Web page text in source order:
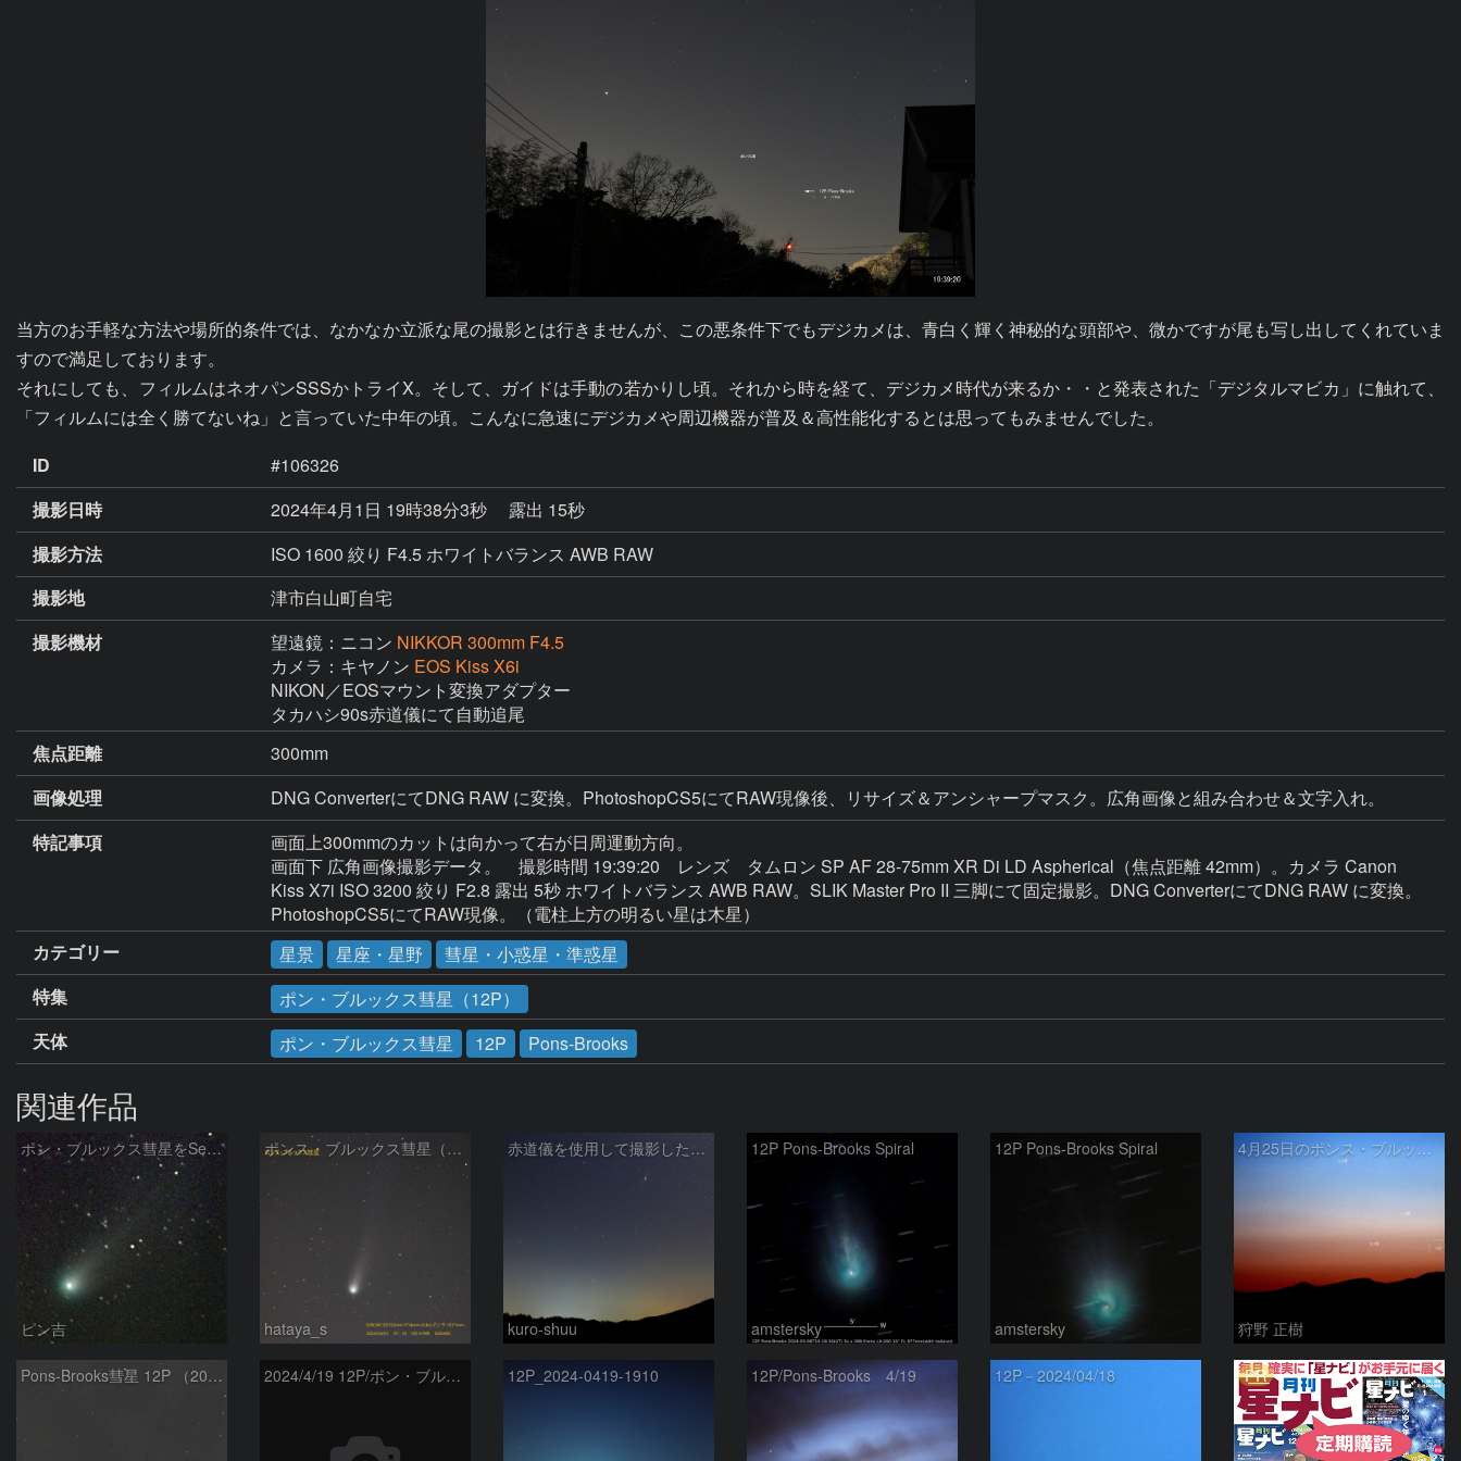
当方のお手軽な方法や場所的条件では、なかなか立派な尾の撮影とは行きませんが、この悪条件下でもデジカメは、青白く輝く神秘的な頭部や、微かですが尾も写し出してくれていま
すので満足しております。
それにしても、フィルムはネオパンSSSかトライX。そして、ガイドは手動の若かりし頃。それから時を経て、デジカメ時代が来るか・・と発表された「デジタルマビカ」に触れて、
「フィルムには全く勝てないね」と言っていた中年の頃。こんなに急速にデジカメや周辺機器が普及＆高性能化するとは思ってもみませんでした。
ID
#106326
撮影日時
2024年4月1日 19時38分3秒
露出 15秒
撮影方法
ISO 1600 絞り F4.5 ホワイトバランス AWB RAW
撮影地
津市白山町自宅
撮影機材
望遠鏡：ニコン NIKKOR 300mm F4.5
カメラ：キヤノン EOS Kiss X6i
NIKON／EOSマウント変換アダプター
タカハシ90s赤道儀にて自動追尾
焦点距離
300mm
画像処理
特記事項
画面上300mmのカットは向かって右が日周運動方向。
画面下 広角画像撮影データ。　撮影時間 19:39:20　レンズ　タムロン SP AF 28-75mm XR Di LD Aspherical（焦点距離 42mm）。カメラ Canon
Kiss X7i ISO 3200 絞り F2.8 露出 5秒 ホワイトバランス AWB RAW。SLIK Master Pro II 三脚にて固定撮影。DNG ConverterにてDNG RAW に変換。
PhotoshopCS5にてRAW現像。（電柱上方の明るい星は木星）
カテゴリー
星景 星座・星野
彗星・小惑星・準惑星
特集
ポン・ブルックス彗星（12P）
天体
ポン・ブルックス彗星 12P Pons-Brooks
関連作品
ポン・ブルックス彗星をSeeStar S50で撮影画像を再処理
ピン吉
ポンス・ブルックス彗星（12P/Pons-Brooks）2024/04/01
hataya_s
赤道儀を使用して撮影した画像のSequatorによるコンポジット結果
kuro-shuu
12P Pons-Brooks Spiral
amstersky
12P Pons-Brooks Spiral
amstersky
4月25日のポンス・ブルックス彗星(12P)
狩野 正樹
Pons-Brooks彗星 12P （2024/04/08） 米国テキサス州 2024/4/19 12P/ポン・ブルックス彗星・木星・天王星 12P_2024-0419-1910 12P/Pons-Brooks 4/19 12P－2024/04/18 PR